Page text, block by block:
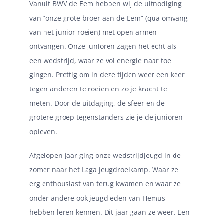
Vanuit BWV de Eem hebben wij de uitnodiging
van “onze grote broer aan de Eem” (qua omvang
van het junior roeien) met open armen
ontvangen. Onze junioren zagen het echt als
een wedstrijd, waar ze vol energie naar toe
gingen. Prettig om in deze tijden weer een keer
tegen anderen te roeien en zo je kracht te
meten. Door de uitdaging, de sfeer en de
grotere groep tegenstanders zie je de junioren
opleven.
Afgelopen jaar ging onze wedstrijdjeugd in de
zomer naar het Laga jeugdroeikamp. Waar ze
erg enthousiast van terug kwamen en waar ze
onder andere ook jeugdleden van Hemus
hebben leren kennen. Dit jaar gaan ze weer. Een